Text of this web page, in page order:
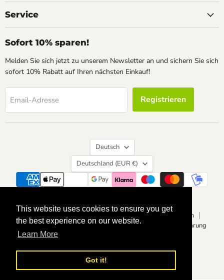
This website uses cookies to ensure you get
the best experience on our website.
Learn More
Got it!
This website uses cookies to ensure you get
the best experience on our website.
Learn More
Got it!
Service
Sofort 10% sparen!
Melden Sie sich jetzt zu unserem Newsletter an und sichern Sie sich
sofort 10% Rabatt auf Ihren nächsten Einkauf!
Email-Adresse Registrieren
Sprache
Deutsch
Land
Deutschland (EUR €)
Suchen Kontakt Über uns
Widerrufsrecht
Vertrag widerrufen
Datenschutzerklärung
Impressum
Allgemeine Geschäftsbedingungen
Barrierefreiheitserklärung
Powered by Shopify